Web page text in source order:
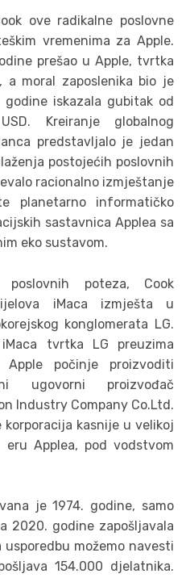
ove radikalne poslovne
vremenima za Apple.
prešao u Apple, tvrtka
a moral zaposlenika bio je
iskazala gubitak od
Kreiranje globalnog
predstavljalo je jedan
postojećih poslovnih
racionalno izmještanje
planetarno informatičko
sastavnica Applea sa
eko sustavom.
poteza, Cook
iMaca izmješta u
konglomerata LG.
tvrtka LG preuzima
počinje proizvoditi
ugovorni proizvođač
Industry Company Co.Ltd.
korporacija kasnije u velikoj
Applea, pod vodstvom
je 1974. godine, samo
2020. godine zapošljavala
možemo navesti
154.000 djelatnika.